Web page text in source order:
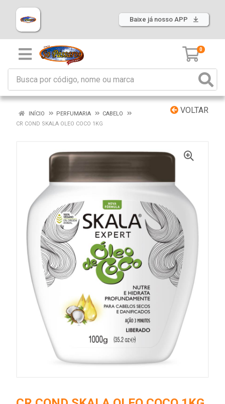
Baixe já nosso APP
0
VOLTAR
INÍCIO PERFUMARIA
CABELO
CR COND SKALA OLEO COCO 1KG